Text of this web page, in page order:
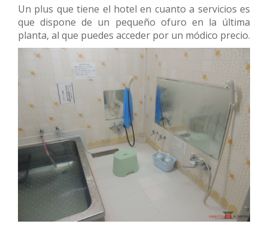
Un plus que tiene el hotel en cuanto a servicios es
que dispone de un pequeño ofuro en la última
planta, al que puedes acceder por un módico precio.